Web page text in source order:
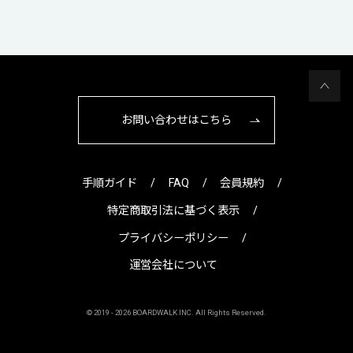
お問い合わせはこちら
手順ガイド FAQ 会員規約
特定商取引法に基づく表示
プライバシーポリシー
運営会社について
© 2019 -2026 BOARDWALK INC. All Rights Reserved.